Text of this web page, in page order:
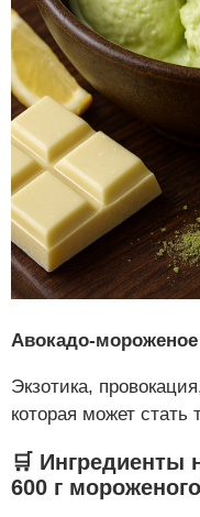
Авокадо-
Экзотика,
которая может
🛒 Ингредиенты
600 г